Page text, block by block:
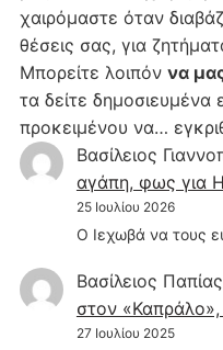
χαιρόμαστε όταν
θέσεις σας, για
Μπορείτε λοιπόν να
τα δείτε δημοσιευμένα
προκειμένου να…
Βασίλειος
αγάπη, φως για
25 Ιουλίου 2026
Ο Ιεχωβά να τους
Βασίλειος Παπίας
στον
27 Ιουλίου 2025